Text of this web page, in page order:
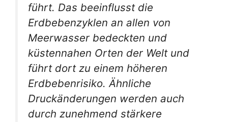
führt. Das beeinflusst die
Erdbebenzyklen an allen von
Meerwasser bedeckten und
küstennahen Orten der Welt und
führt dort zu einem höheren
Erdbebenrisiko. Ähnliche
Druckänderungen werden auch
durch zunehmend stärkere